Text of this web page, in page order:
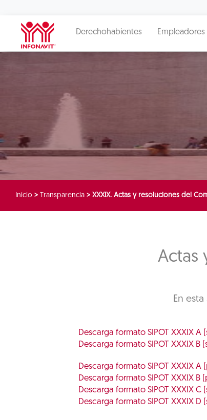
Derechohabientes Empleadores
Inicio > Transparencia > XXXIX. Actas y resoluciones del
Actas
En
Descarga formato SIPOT XXXIX A
Descarga formato SIPOT XXXIX B
Descarga formato SIPOT XXXIX A
Descarga formato SIPOT XXXIX B
Descarga formato SIPOT XXXIX C
Descarga formato SIPOT XXXIX D